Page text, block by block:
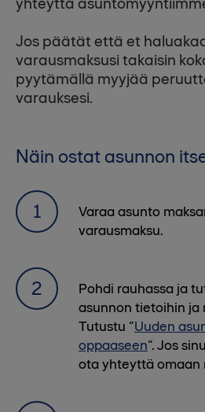
Jos päätät että et
varausmaksusi takaisin
pyytämällä myyjää
varauksesi.
Näin ostat asunnon
Varaa asunto
varausmaksu.
Pohdi rauhassa ja
asunnon tietoihin ja
Tutustu “Uuden
oppaaseen”. Jos
ota yhteyttä omaan